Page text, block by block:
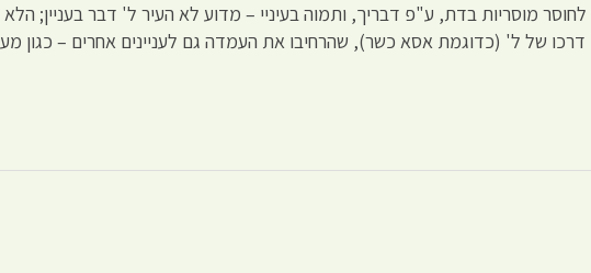
מוסריות בדת, ע"פ דבריך, ותמוה בעיניי – מדוע לא העיר ל' דבר בעניין;
דרכו של ל' (כדוגמת אסא כשר), שהרחיבו את העמדה גם לעניינים אחרים – כגון